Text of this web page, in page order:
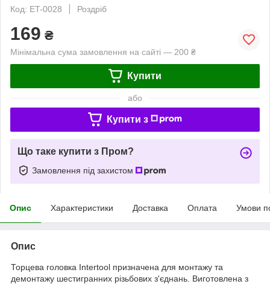
Код: ET-0028
Роздріб
169 ₴
Мінімальна сума замовлення на сайті — 200 ₴
Купити
або
Купити з
Що таке купити з Пром?
Замовлення під захистом
Опис Характеристики Доставка Оплата Умови
Опис
Торцева головка Intertool призначена для монтажу та
демонтажу шестигранних різьбових з'єднань. Виготовлена з